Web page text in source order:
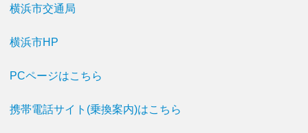
横浜市交通局
横浜市HP
PCページはこちら
携帯電話サイト(乗換案内)はこちら